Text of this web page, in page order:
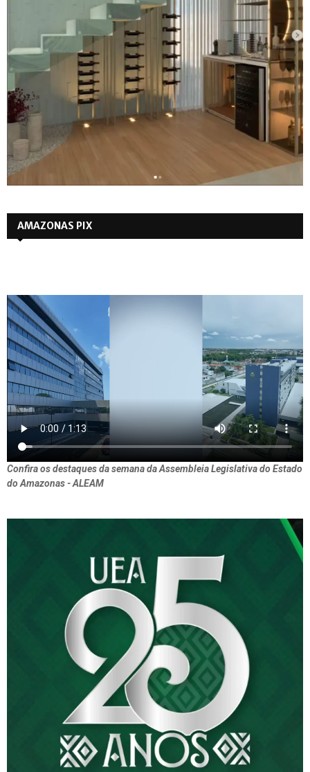
AMAZONAS PIX
Confira os destaques da semana da Assembleia Legislativa do Estado
do Amazonas - ALEAM